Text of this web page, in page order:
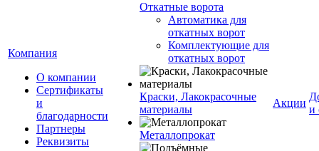
Компания
О компании
Сертификаты
и
благодарности
Партнеры
Реквизиты
Откатные ворота
Автоматика для
откатных ворот
Комплектующие для
откатных ворот
Краски, Лакокрасочные
материалы
Металлопрокат
Акции
и